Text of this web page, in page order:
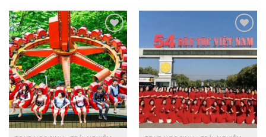
Yêu
Thích
Yêu
Thích